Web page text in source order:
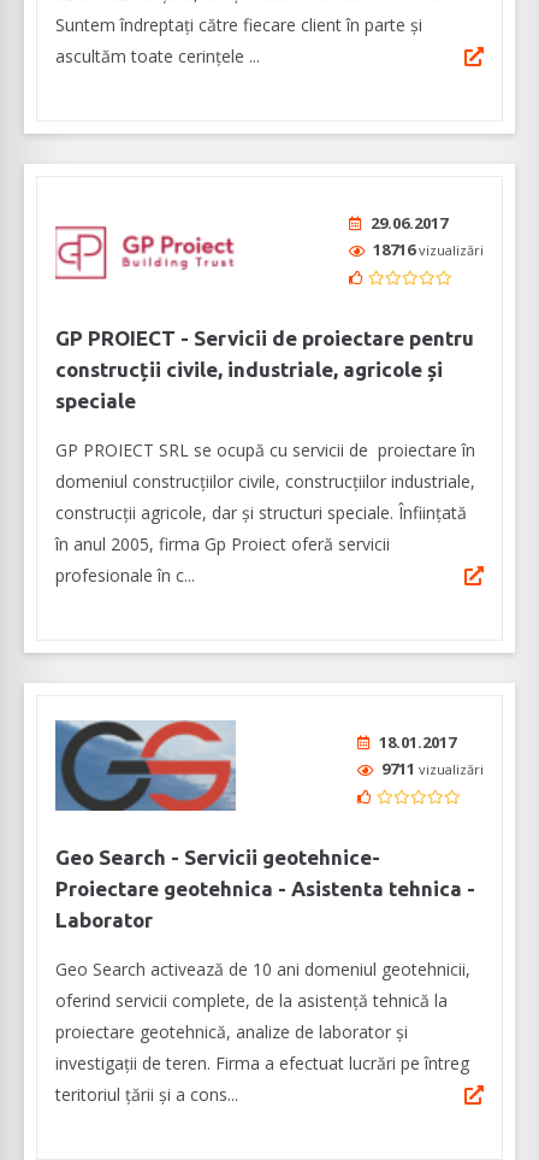
Suntem îndreptați către fiecare client în parte și
ascultăm toate cerințele ...
29.06.2017
18716vizualizări
GP PROIECT - Servicii de proiectare pentru
construcții civile, industriale, agricole și
speciale
GP PROIECT SRL se ocupă cu servicii de proiectare în
domeniul construcțiilor civile, construcțiilor industriale,
construcții agricole, dar și structuri speciale. Înființată
în anul 2005, firma Gp Proiect oferă servicii
profesionale în c...
18.01.2017
9711 vizualizări
Geo Search - Servicii geotehnice-
Proiectare geotehnica - Asistenta tehnica -
Laborator
Geo Search activează de 10 ani domeniul geotehnicii,
oferind servicii complete, de la asistență tehnică la
proiectare geotehnică, analize de laborator și
investigații de teren. Firma a efectuat lucrări pe întreg
teritoriul țării și a cons...